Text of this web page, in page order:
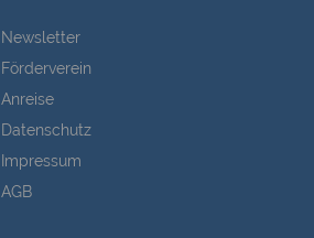
Newsletter
Förderverein
Anreise
Datenschutz
Impressum
AGB